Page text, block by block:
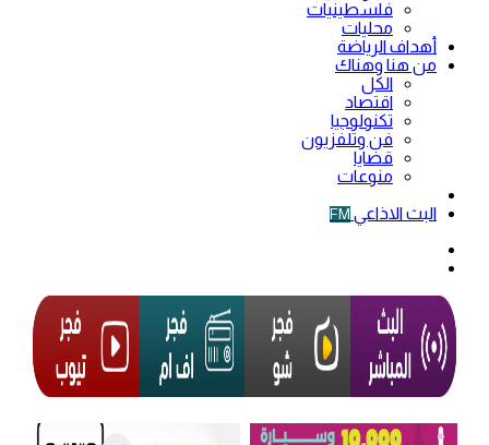
فلسطينيات
محليات
أهداف الرياضة
من هنا وهناك
الكل
اقتصاد
تكنولوجيا
فن وتلفزيون
قضايا
منوعات
البث الاذاعي FM